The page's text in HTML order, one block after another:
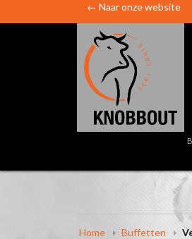
← Naar onze website
Home Buffetten